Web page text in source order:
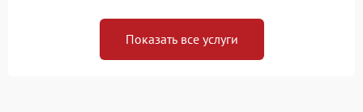
Показать все услуги